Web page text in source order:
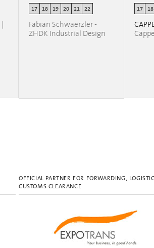
17 18 19 20 21 22
Fabian Schwaerzler -
ZHDK Industrial Design
17 18
OFFICIAL PARTNER FOR FORWARDING,
CUSTOMS CLEARANCE